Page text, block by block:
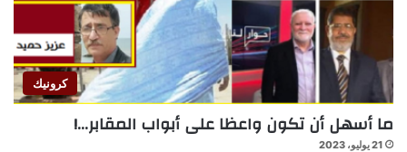
كرونيك
ما أسهل أن تكون واعظا على أبواب المقابر…!
21 يوليو، 2023